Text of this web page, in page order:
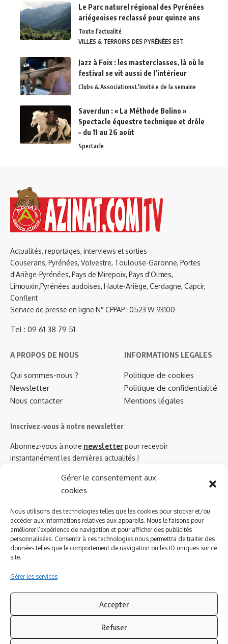
Gérer le consentement aux
cookies
Nous utilisons des technologies telles que les cookies pour stocker et/ou
accéder aux informations relatives aux appareils. Nous le faisons pour
améliorer l’expérience de navigation et pour afficher des publicités
personnalisées. Consentir à ces technologies nous permettra de traiter des
données telles que le comportement de navigation ou les ID uniques sur ce
site.
Gérer les services
Accepter
Refuser
Le Parc naturel régional des Pyrénées
ariégeoises reclassé pour quinze ans
Toute l'actualité
VILLES & TERROIRS DES PYRÉNÉES EST
Jazz à Foix : les masterclasses, là où le
festival se vit aussi de l’intérieur
Clubs & AssociationsL'invité.e de la semaine
Saverdun : « La Méthode Bolino »
Spectacle équestre technique et drôle
– du 11 au 26 août
Spectacle
Actualités, reportages, interviews et sorties
Couserans, Pyrénées, Volvestre, Toulouse-Garonne, Portes
d'Ariège-Pyrénées, Pays de Mirepoix, Pays d'Olmes,
Limouxin,Pyrénées audoises, Haute-Ariège, Cerdagne, Capcir,
Conflent
Service de presse en ligne N° CPPAP : 0523 W 93100
Tel : 09 61 38 79 51
A PROPOS DE NOUS
Qui sommes-nous ?
Newsletter
Nous contacter
INFORMATIONS LEGALES
Politique de cookies
Politique de confidentialité
Mentions légales
Inscrivez-vous à notre newsletter
Abonnez-vous à notre newsletterpour recevoir
instantanément les dernières actualités !
Azinat.com TV soutient
Suivez-nous